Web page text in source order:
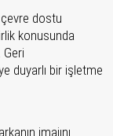
çevre dostu
konusunda
duyarlı bir işletme
imajını